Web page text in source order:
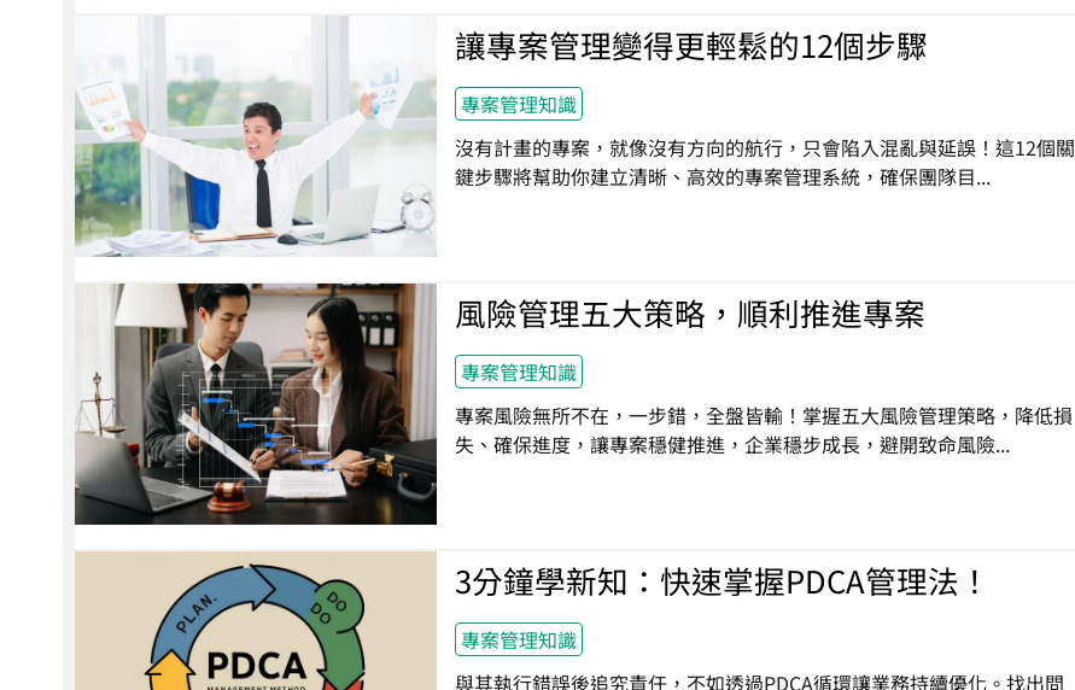
讓專案管理變得更輕鬆的12個步驟
專案管理知識
沒有計畫的專案，就像沒有方向的航行，只會陷入混亂與延誤！這12個關
鍵步驟將幫助你建立清晰、高效的專案管理系統，確保團隊目...
風險管理五大策略，順利推進專案
專案管理知識
專案風險無所不在，一步錯，全盤皆輸！掌握五大風險管理策略，降低損
失、確保進度，讓專案穩健推進，企業穩步成長，避開致命風險...
3分鐘學新知：快速掌握PDCA管理法！
專案管理知識
與其執行錯誤後追究責任，不如透過PDCA循環讓業務持續優化。找出問